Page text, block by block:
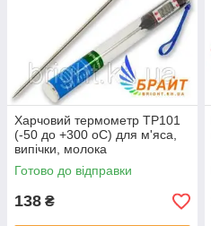
Харчовий термометр TP101
(-50 до +300 oС) для м'яса,
випічки, молока
Готово до відправки
138 ₴